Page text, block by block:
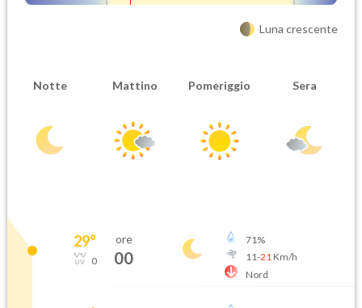
Luna crescente
Notte Mattino Pomeriggio Sera
29°
0
ore
00
71%
11-21Km/h
Nord